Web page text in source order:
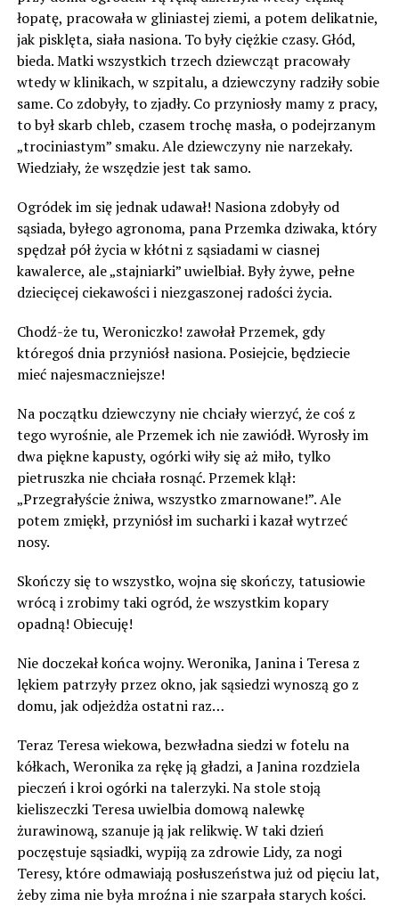
łopatę, pracowała w gliniastej ziemi, a potem delikatnie,
jak pisklęta, siała nasiona. To były ciężkie czasy. Głód,
bieda. Matki wszystkich trzech dziewcząt pracowały
wtedy w klinikach, w szpitalu, a dziewczyny radziły sobie
same. Co zdobyły, to zjadły. Co przyniosły mamy z pracy,
to był skarb chleb, czasem trochę masła, o podejrzanym
„trociniastym” smaku. Ale dziewczyny nie narzekały.
Wiedziały, że wszędzie jest tak samo.
Ogródek im się jednak udawał! Nasiona zdobyły od
sąsiada, byłego agronoma, pana Przemka dziwaka, który
spędzał pół życia w kłótni z sąsiadami w ciasnej
kawalerce, ale „stajniarki” uwielbiał. Były żywe, pełne
dziecięcej ciekawości i niezgaszonej radości życia.
Chodź-że tu, Weroniczko! zawołał Przemek, gdy
któregoś dnia przyniósł nasiona. Posiejcie, będziecie
mieć najesmaczniejsze!
Na początku dziewczyny nie chciały wierzyć, że coś z
tego wyrośnie, ale Przemek ich nie zawiódł. Wyrosły im
dwa piękne kapusty, ogórki wiły się aż miło, tylko
pietruszka nie chciała rosnąć. Przemek klął:
„Przegrałyście żniwa, wszystko zmarnowane!”. Ale
potem zmiękł, przyniósł im sucharki i kazał wytrzeć
nosy.
Skończy się to wszystko, wojna się skończy, tatusiowie
wrócą i zrobimy taki ogród, że wszystkim kopary
opadną! Obiecuję!
Nie doczekał końca wojny. Weronika, Janina i Teresa z
lękiem patrzyły przez okno, jak sąsiedzi wynoszą go z
domu, jak odjeżdża ostatni raz…
Teraz Teresa wiekowa, bezwładna siedzi w fotelu na
kółkach, Weronika za rękę ją gładzi, a Janina rozdziela
pieczeń i kroi ogórki na talerzyki. Na stole stoją
kieliszeczki Teresa uwielbia domową nalewkę
żurawinową, szanuje ją jak relikwię. W taki dzień
poczęstuje sąsiadki, wypiją za zdrowie Lidy, za nogi
Teresy, które odmawiają posłuszeństwa już od pięciu lat,
żeby zima nie była mroźna i nie szarpała starych kości.